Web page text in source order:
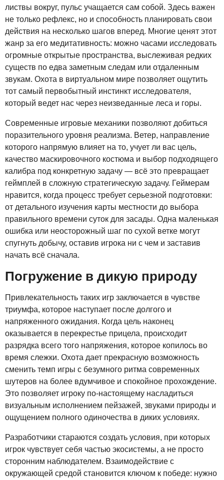
листвы вокруг, пульс учащается сам собой. Здесь важен
не только рефлекс, но и способность планировать свои
действия на несколько шагов вперед. Многие ценят этот
жанр за его медитативность: можно часами исследовать
огромные открытые пространства, выслеживая редких
существ по едва заметным следам или отдаленным
звукам. Охота в виртуальном мире позволяет ощутить
тот самый первобытный инстинкт исследователя,
который ведет нас через неизведанные леса и горы.
Современные игровые механики позволяют добиться
поразительного уровня реализма. Ветер, направление
которого напрямую влияет на то, учует ли вас цель,
качество маскировочного костюма и выбор подходящего
калибра под конкретную задачу — всё это превращает
геймплей в сложную стратегическую задачу. Геймерам
нравится, когда процесс требует серьезной подготовки:
от детального изучения карты местности до выбора
правильного времени суток для засады. Одна маленькая
ошибка или неосторожный шаг по сухой ветке могут
спугнуть добычу, оставив игрока ни с чем и заставив
начать всё сначала.
Погружение в дикую природу
Привлекательность таких игр заключается в чувстве
триумфа, которое наступает после долгого и
напряженного ожидания. Когда цель наконец
оказывается в перекрестье прицела, происходит
разрядка всего того напряжения, которое копилось во
время слежки. Охота дает прекрасную возможность
сменить темп игры с безумного ритма современных
шутеров на более вдумчивое и спокойное прохождение.
Это позволяет игроку по-настоящему насладиться
визуальным исполнением пейзажей, звуками природы и
ощущением полного одиночества в диких условиях.
Разработчики стараются создать условия, при которых
игрок чувствует себя частью экосистемы, а не просто
сторонним наблюдателем. Взаимодействие с
окружающей средой становится ключом к победе: нужно